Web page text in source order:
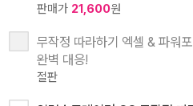
판매가 21,600원
무작정 따라하기 엑셀 & 파워
완벽 대응!
절판